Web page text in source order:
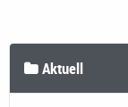
Aktuell